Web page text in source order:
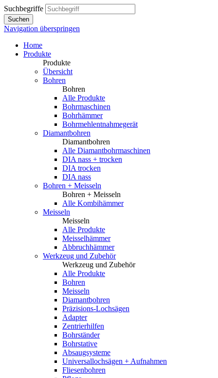
Suchbegriffe
Suchen
Navigation überspringen
Home
Produkte
Produkte
Übersicht
Bohren
Bohren
Alle Produkte
Bohrmaschinen
Bohrhämmer
Bohrmehlentnahmegerät
Diamantbohren
Diamantbohren
Alle Diamantbohrmaschinen
DIA nass + trocken
DIA trocken
DIA nass
Bohren + Meisseln
Bohren + Meisseln
Alle Kombihämmer
Meisseln
Meisseln
Alle Produkte
Meisselhämmer
Abbruchhämmer
Werkzeug und Zubehör
Werkzeug und Zubehör
Alle Produkte
Bohren
Meisseln
Diamantbohren
Präzisions-Lochsägen
Adapter
Zentrierhilfen
Bohrständer
Bohrstative
Absaugsysteme
Universallochsägen + Aufnahmen
Fliesenbohren